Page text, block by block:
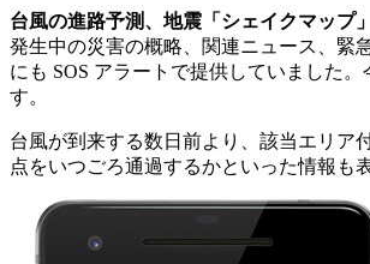
台風の進路予測、地震「シェイクマップ
発生中の災害の概略、関連ニュース、緊
にも SOS アラートで提供していました
す。
台風が到来する数日前より、該当エリア
点をいつごろ通過するかといった情報も